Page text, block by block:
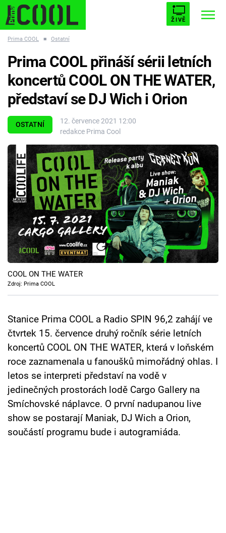
ŽIVĚ
ESCAPE PLNEJ KOTEL AVENGERS 5
Témata
Filmy
Seriály
Hry
Cool Esport
Pořady
TV Program
Přihlášení
Sledujte nás
Prima COOL ■ Ostatní
OSTATNÍ
12. července 2021 12:00
redakce Prima Cool
Prima COOL přináší sérii letních
koncertů COOL ON THE WATER,
představí se DJ Wich i Orion
COOL ON THE WATER
Zdroj: Prima COOL
Stanice Prima COOL a Radio SPIN 96,2 zahájí ve
čtvrtek 15. července druhý ročník série letních
koncertů COOL ON THE WATER, která v loňském
roce zaznamenala u fanoušků mimořádný ohlas. I
letos se interpreti představí na vodě v
jedinečných prostorách lodě Cargo Gallery na
Smíchovské náplavce. O první nadupanou live
show se postarají Maniak, DJ Wich a Orion,
součástí programu bude i autogramiáda.